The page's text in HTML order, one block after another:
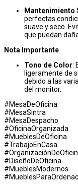
Mantenimiento
perfectas
suave y seco.
que puedan
Nota Importante
Tono de Color:
ligeramente de
debido a las
del monitor.
#MesaDeOficina
#MesaSintra
#MesaDespacho
#OficinaOrganizada
#MueblesDeOficina
#TrabajoEnCasa
#DiseñoDeOficina
#MueblesModernos